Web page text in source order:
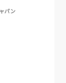
パン